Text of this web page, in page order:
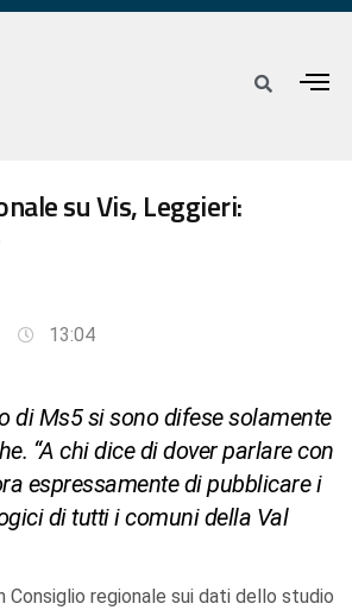
su Vis, Leggieri:
13:04
di Ms5 si sono difese solamente
“A chi dice di dover parlare con
espressamente di pubblicare i
di tutti i comuni della Val
regionale sui dati dello studio